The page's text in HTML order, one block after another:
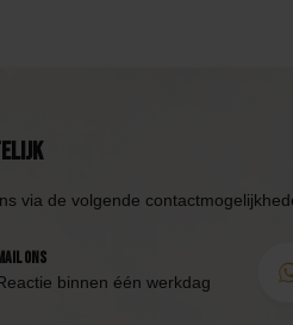
via de volgende
ons
binnen één werkdag